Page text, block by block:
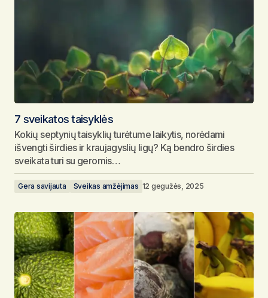
7 sveikatos taisyklės
Kokių septynių taisyklių turėtume laikytis, norėdami
išvengti širdies ir kraujagyslių ligų? Ką bendro širdies
sveikata turi su geromis…
Gera savijauta Sveikas amžėjimas 12 gegužės, 2025